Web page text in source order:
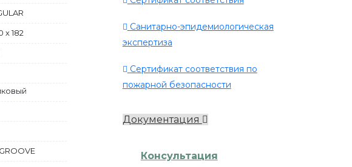
х 182
Санитарно-эпидемиологическая
экспертиза
Сертификат соответствия по
пожарной безопасности
Документация
Консультация